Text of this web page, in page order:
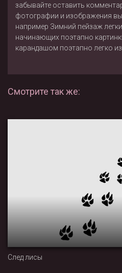
забывайте оставить
фотографии и изображения
например Зимний пейзаж
начинающих поэтапно
карандашом поэтапно легко
Смотрите так же:
След лисы